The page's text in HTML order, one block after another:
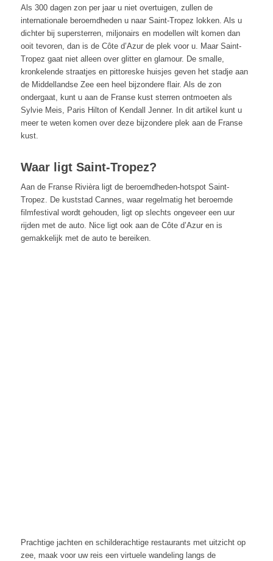
Als 300 dagen zon per jaar u niet overtuigen, zullen de
internationale beroemdheden u naar Saint-Tropez lokken. Als u
dichter bij supersterren, miljonairs en modellen wilt komen dan
ooit tevoren, dan is de Côte d’Azur de plek voor u. Maar Saint-
Tropez gaat niet alleen over glitter en glamour. De smalle,
kronkelende straatjes en pittoreske huisjes geven het stadje aan
de Middellandse Zee een heel bijzondere flair. Als de zon
ondergaat, kunt u aan de Franse kust sterren ontmoeten als
Sylvie Meis, Paris Hilton of Kendall Jenner. In dit artikel kunt u
meer te weten komen over deze bijzondere plek aan de Franse
kust.
Waar ligt Saint-Tropez?
Aan de Franse Rivièra ligt de beroemdheden-hotspot Saint-
Tropez. De kuststad Cannes, waar regelmatig het beroemde
filmfestival wordt gehouden, ligt op slechts ongeveer een uur
rijden met de auto. Nice ligt ook aan de Côte d’Azur en is
gemakkelijk met de auto te bereiken.
Prachtige jachten en schilderachtige restaurants met uitzicht op
zee, maak voor uw reis een virtuele wandeling langs de